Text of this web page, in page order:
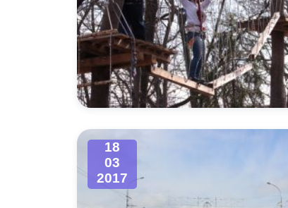
Информация о результатах
проверок
Муниципальный контроль
18
03
2017